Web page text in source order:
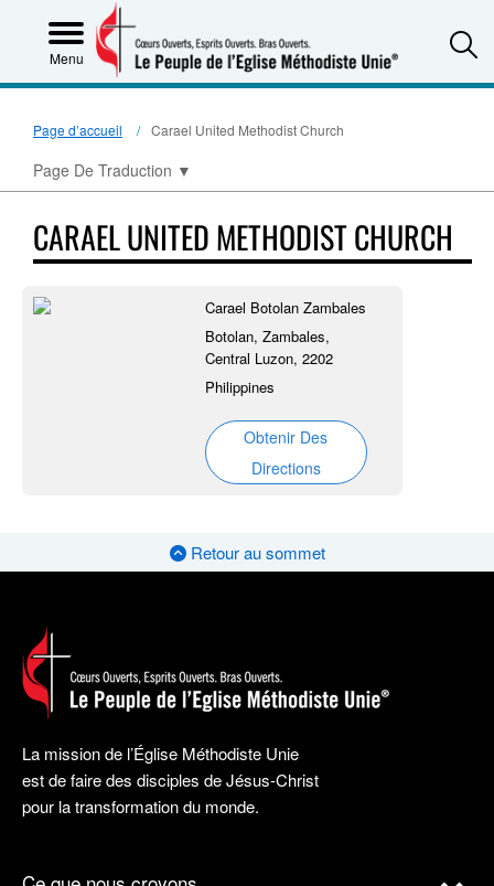
Menu
Page d’accueil Carael United Methodist Church
Page De Traduction ▼
CARAEL UNITED METHODIST CHURCH
Carael Botolan Zambales
Botolan, Zambales,
Central Luzon, 2202
Philippines
Obtenir Des
Directions
Retour au sommet
La mission de l’Église Méthodiste Unie
est de faire des disciples de Jésus-Christ
pour la transformation du monde.